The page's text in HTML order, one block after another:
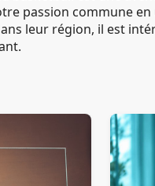
passion commune
leur région, il est